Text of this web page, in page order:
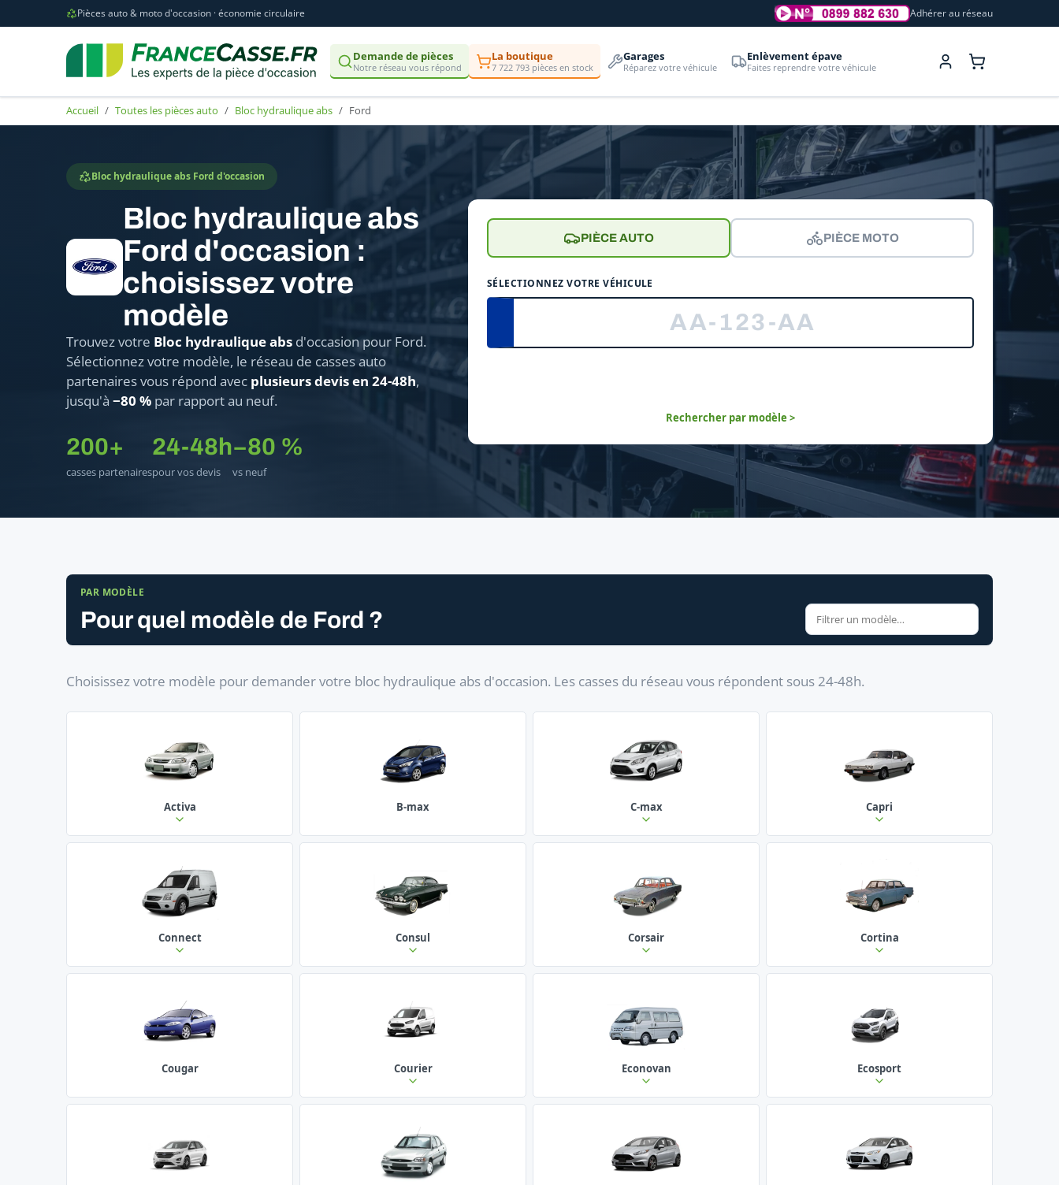
Pièces auto & moto d'occasion · économie circulaire Adhérer au réseau
Demande de pièces
Notre réseau vous répond
La boutique
7 722 793 pièces en stock
Garages
Réparez votre véhicule
Enlèvement épave
Faites reprendre votre véhicule
Accueil Toutes les pièces auto Bloc hydraulique abs Ford
Bloc hydraulique abs Ford d'occasion
Bloc hydraulique abs
Ford d'occasion :
choisissez votre
modèle
Trouvez votre Bloc hydraulique abs d'occasion pour Ford.
Sélectionnez votre modèle, le réseau de casses auto
partenaires vous répond avec plusieurs devis en 24-48h,
jusqu'à −80 % par rapport au neuf.
200+
casses partenaires
24-48h
pour vos devis
−80 %
vs neuf
PIÈCE AUTO PIÈCE MOTO
SÉLECTIONNEZ VOTRE VÉHICULE
Rechercher par modèle >
PAR MODÈLE
Pour quel modèle de Ford ?
Choisissez votre modèle pour demander votre bloc hydraulique abs d'occasion. Les casses du réseau vous répondent sous 24-48h.
Activa B-max C-max Capri
Connect Consul Corsair Cortina
Cougar Courier Econovan Ecosport